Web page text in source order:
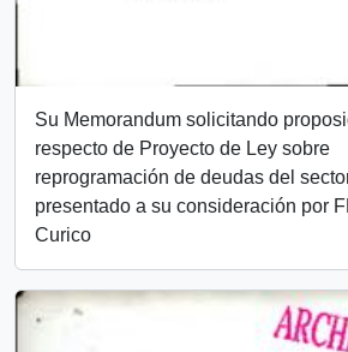
Su Memorandum solicitando
respecto de Proyecto de Ley sobre
reprogramación de deudas del
presentado a su consideración por
Curico